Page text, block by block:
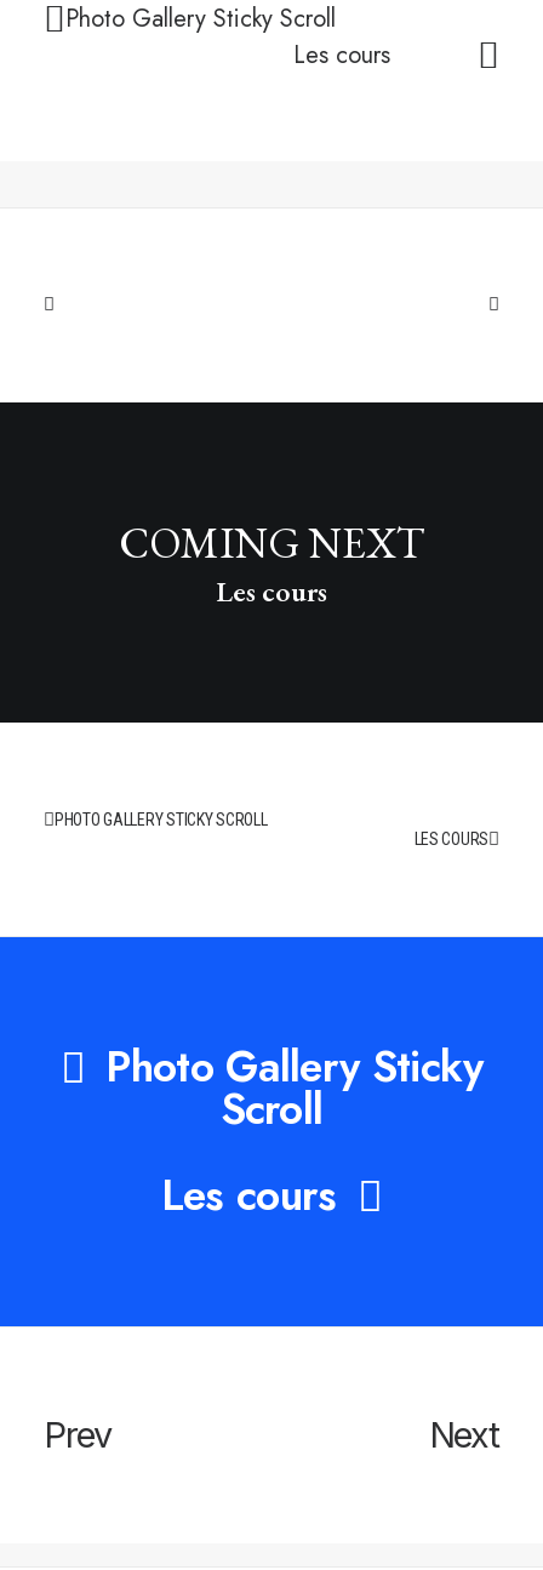
Photo Gallery Sticky Scroll
Les cours
COMING NEXT
Les cours
PHOTO GALLERY STICKY SCROLL
LES COURS
Photo Gallery Sticky
Scroll
Les cours
Prev Next